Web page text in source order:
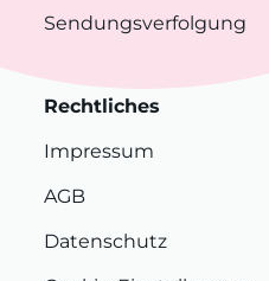
Sendungsverfolgung
Rechtliches
Impressum
AGB
Datenschutz